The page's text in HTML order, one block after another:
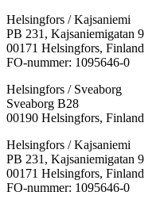
Helsingfors / Kajsaniemi
PB 231, Kajsaniemigatan 9
00171 Helsingfors, Finland
FO-nummer: 1095646-0
Helsingfors / Sveaborg
Sveaborg B28
00190 Helsingfors, Finland
Facebook:
Öppnas
i
en
Instagram:
Öppnas
i
en
TikTok:
Öppnas
i
en
Youtube:
Öppnas
i
en
Vimeo:
Öppnas
i
en
Helsingfors / Kajsaniemi
PB 231, Kajsaniemigatan 9
00171 Helsingfors, Finland
FO-nummer: 1095646-0